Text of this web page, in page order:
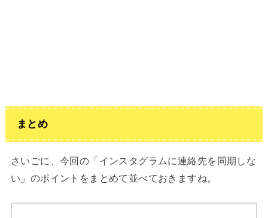
まとめ
さいごに、今回の「インスタグラムに連絡先を同期しな
い」のポイントをまとめて並べておきますね。